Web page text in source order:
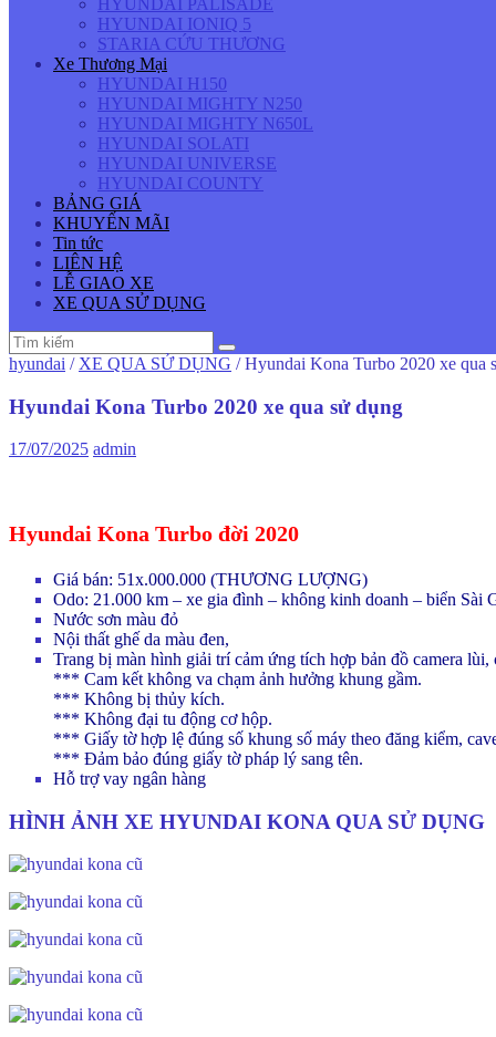
HYUNDAI PALISADE
HYUNDAI IONIQ 5
STARIA CỨU THƯƠNG
Xe Thương Mại
HYUNDAI H150
HYUNDAI MIGHTY N250
HYUNDAI MIGHTY N650L
HYUNDAI SOLATI
HYUNDAI UNIVERSE
HYUNDAI COUNTY
BẢNG GIÁ
KHUYẾN MÃI
Tin tức
LIÊN HỆ
LỄ GIAO XE
XE QUA SỬ DỤNG
hyundai / XE QUA SỬ DỤNG /Hyundai Kona Turbo 2020 xe qua
Hyundai Kona Turbo 2020 xe qua sử dụng
17/07/2025 admin
Hyundai Kona Turbo đời 2020
Giá bán: 51x.000.000 (THƯƠNG LƯỢNG)
Odo: 21.000 km – xe gia đình – không kinh doanh – biển Sài
Nước sơn màu đỏ
Nội thất ghế da màu đen,
Trang bị màn hình giải trí cảm ứng tích hợp bản đồ camera
*** Cam kết không va chạm ảnh hưởng khung gầm.
*** Không bị thủy kích.
*** Không đại tu động cơ hộp.
*** Giấy tờ hợp lệ đúng số khung số máy theo đăng kiểm,
*** Đảm bảo đúng giấy tờ pháp lý sang tên.
Hỗ trợ vay ngân hàng
HÌNH ẢNH XE HYUNDAI KONA QUA SỬ DỤNG